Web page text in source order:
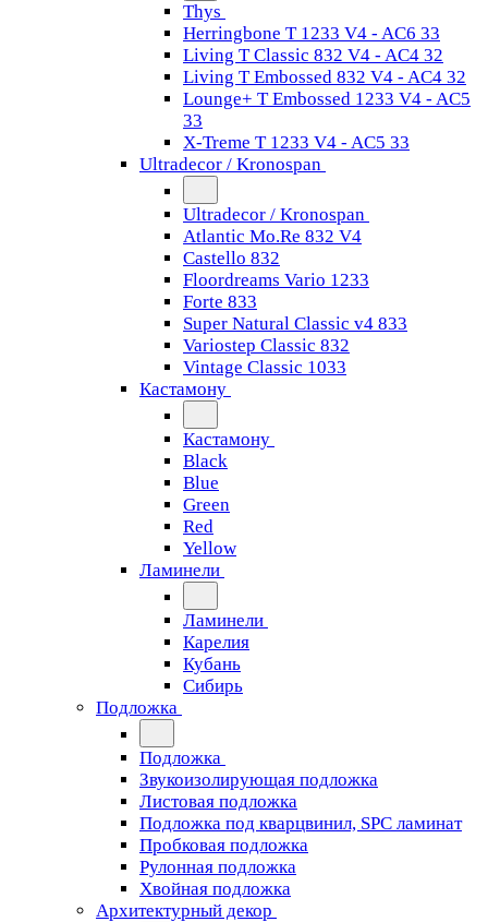
Thys
Herringbone T 1233 V4 - AC6 33
Living T Classic 832 V4 - AC4 32
Living T Embossed 832 V4 - AC4 32
Lounge+ T Embossed 1233 V4 - AC5
33
X-Treme T 1233 V4 - AC5 33
Ultradecor / Kronospan
Ultradecor / Kronospan
Atlantic Mo.Re 832 V4
Castello 832
Floordreams Vario 1233
Forte 833
Super Natural Classic v4 833
Variostep Classic 832
Vintage Classic 1033
Кастамону
Кастамону
Black
Blue
Green
Red
Yellow
Ламинели
Ламинели
Карелия
Кубань
Сибирь
Подложка
Подложка
Звукоизолирующая подложка
Листовая подложка
Подложка под кварцвинил, SPC ламинат
Пробковая подложка
Рулонная подложка
Хвойная подложка
Архитектурный декор